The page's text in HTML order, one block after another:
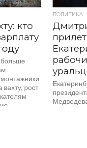
кто
больше
рост
ПОЛИТИКА